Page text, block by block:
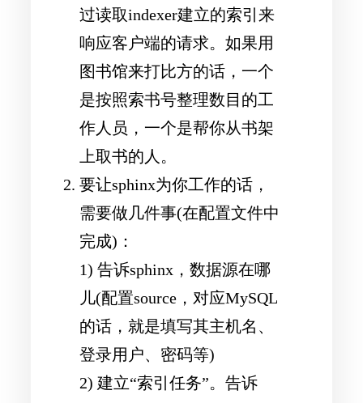
过读取indexer建立的索引来
响应客户端的请求。如果用
图书馆来打比方的话，一个
是按照索书号整理数目的工
作人员，一个是帮你从书架
上取书的人。
要让sphinx为你工作的话，
需要做几件事(在配置文件中
完成)：
1) 告诉sphinx，数据源在哪
儿(配置source，对应MySQL
的话，就是填写其主机名、
登录用户、密码等)
2) 建立“索引任务”。告诉